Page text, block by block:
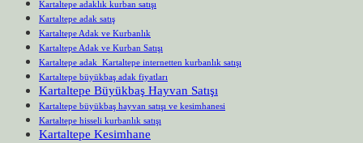
Kartaltepe adaklık kurban satışı
Kartaltepe adak satış
Kartaltepe Adak ve Kurbanlık
Kartaltepe Adak ve Kurban Satışı
Kartaltepe adak Kartaltepe internetten kurbanlık satışı
Kartaltepe büyükbaş adak fiyatları
Kartaltepe Büyükbaş Hayvan Satışı
Kartaltepe büyükbaş hayvan satışı ve kesimhanesi
Kartaltepe hisseli kurbanlık satışı
Kartaltepe Kesimhane